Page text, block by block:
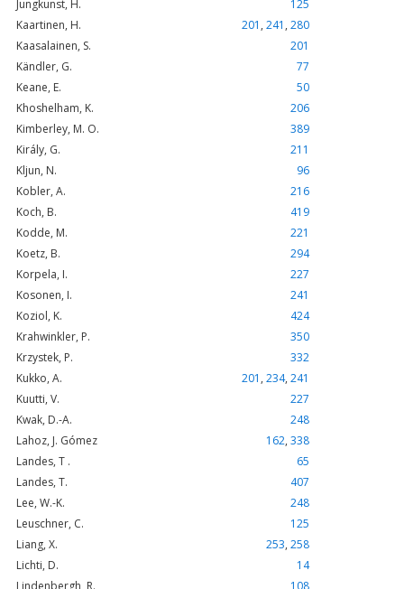
Jungkunst, H.
125
Kaartinen, H.
201 , 241 , 280
Kaasalainen, S.
201
Kändler, G.
77
Keane, E.
50
Khoshelham, K.
206
Kimberley, M. O.
389
Király, G.
211
Kljun, N.
96
Kobler, A.
216
Koch, B.
419
Kodde, M.
221
Koetz, B.
294
Korpela, I.
227
Kosonen, I.
241
Koziol, K.
424
Krahwinkler, P.
350
Krzystek, P.
332
Kukko, A.
201 , 234, 241
Kuutti, V.
227
Kwak, D.-A.
248
Lahoz, J. Gómez
162, 338
Landes, T .
65
Landes, T.
407
Lee, W.-K.
248
Leuschner, C.
125
Liang, X.
253, 258
Lichti, D.
14
Lindenbergh, R.
108